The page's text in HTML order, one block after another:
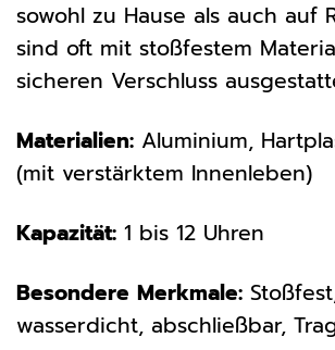
sowohl zu Hause als auch auf
sind oft mit stoßfestem
sicheren Verschluss
Materialien: Aluminium,
(mit verstärktem Innenleben)
Kapazität: 1 bis 12 Uhren
Besondere Merkmale:
wasserdicht, abschließbar,